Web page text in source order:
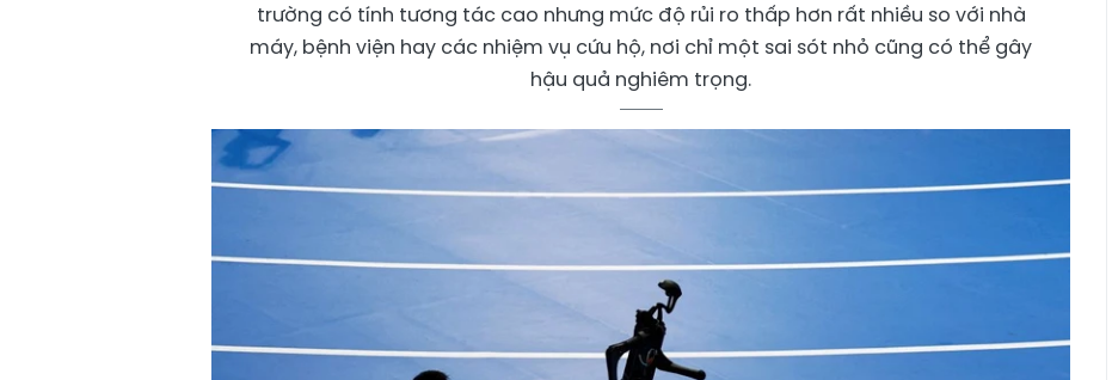
trường có tính tương tác cao nhưng mức độ rủi ro thấp hơn rất nhiều so với nhà
máy, bệnh viện hay các nhiệm vụ cứu hộ, nơi chỉ một sai sót nhỏ cũng có thể gây
hậu quả nghiêm trọng.